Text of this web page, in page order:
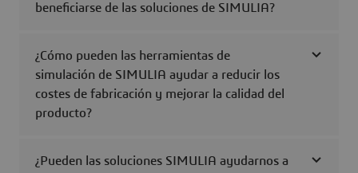
beneficiarse de las soluciones de SIMULIA?
¿Cómo pueden las herramientas de
simulación de SIMULIA ayudar a reducir los
costes de fabricación y mejorar la calidad del
producto?
¿Pueden las soluciones SIMULIA ayudarnos a